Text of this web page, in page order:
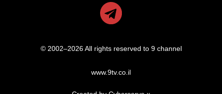
© 2002–2026 All rights reserved to 9 channel
www.9tv.co.il